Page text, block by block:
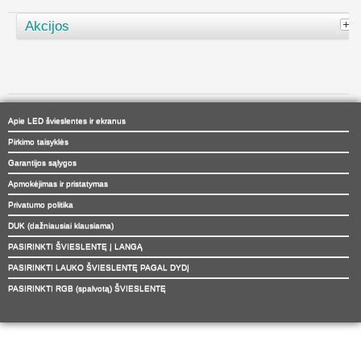
Akcijos
Apie LED švieslentes ir ekranus
Pirkimo taisyklės
Garantijos sąlygos
Apmokėjimas ir pristatymas
Privatumo politika
DUK (dažniausiai klausiama)
PASIRINKTI ŠVIESLENTĘ Į LANGĄ
PASIRINKTI LAUKO ŠVIESLENTĘ PAGAL DYDĮ
PASIRINKTI RGB (spalvotą) ŠVIESLENTĘ